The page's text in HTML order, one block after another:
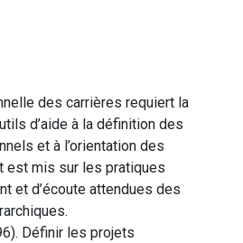
des carrières requiert la
d’aide à la définition des
et à l’orientation des
est mis sur les pratiques
et d’écoute attendues des
Définir les projets